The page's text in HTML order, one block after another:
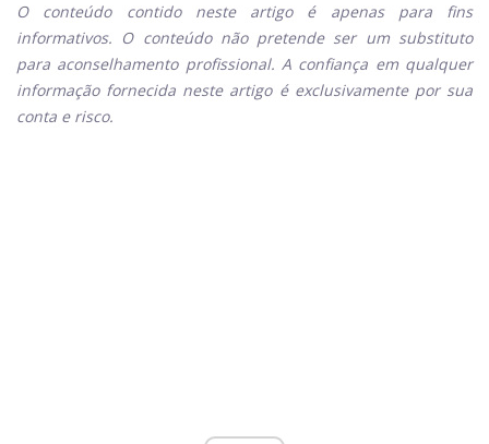
O conteúdo contido neste artigo é apenas para fins
informativos. O conteúdo não pretende ser um substituto
para aconselhamento profissional. A confiança em qualquer
informação fornecida neste artigo é exclusivamente por sua
conta e risco.